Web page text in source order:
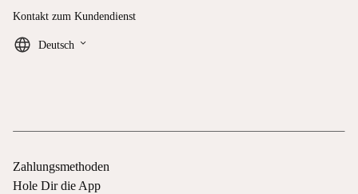
Kontakt zum Kundendienst
Deutsch keyboard_arrow_down
Zahlungsmethoden
Hole Dir die App